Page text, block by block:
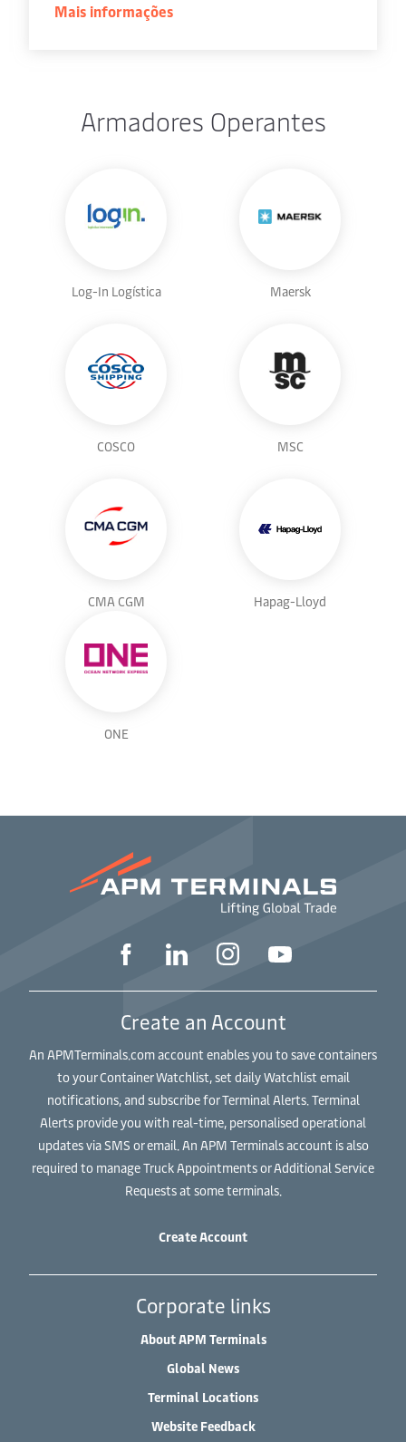
Mais informações
Armadores Operantes
Log-In Logística Maersk
COSCO MSC
CMA CGM Hapag-Lloyd
ONE
Create an Account
An APMTerminals.com account enables you to save containers
to your Container Watchlist, set daily Watchlist email
notifications, and subscribe for Terminal Alerts. Terminal
Alerts provide you with real-time, personalised operational
updates via SMS or email. An APM Terminals account is also
required to manage Truck Appointments or Additional Service
Requests at some terminals.
Create Account
Corporate links
About APM Terminals
Global News
Terminal Locations
Website Feedback